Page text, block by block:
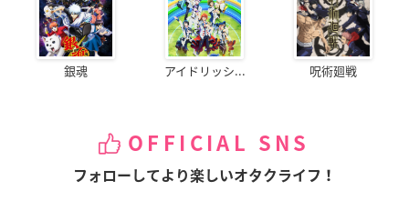
銀魂 アイドリッシ... 呪術廻戦
OFFICIAL SNS
フォローしてより楽しいオタクライフ！